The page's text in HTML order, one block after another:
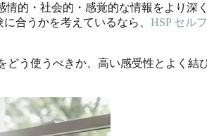
的・社会的・感覚的な情報をより深
合うかを考えているなら、 HSP セル
どう使うべきか、高い感受性とよく